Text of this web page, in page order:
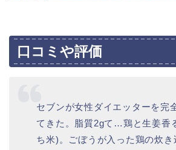
口コミや評価
セブンが女性ダイエッターを完
てきた。脂質2gて…鶏と生姜香
ち米)。ごぼうが入った鶏の炊き